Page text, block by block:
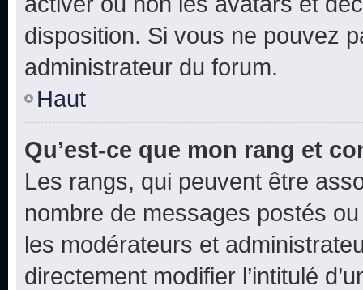
disposition. Si vous ne pouvez
administrateur du forum.
Haut
Qu’est-ce que mon rang et
Les rangs, qui peuvent être
nombre de messages postés
les modérateurs et
directement modifier l’intitulé